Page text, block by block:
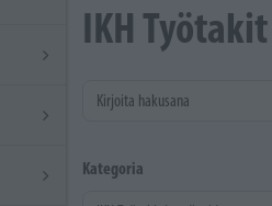
IKH
Kirjoita hakusana
Kategoria